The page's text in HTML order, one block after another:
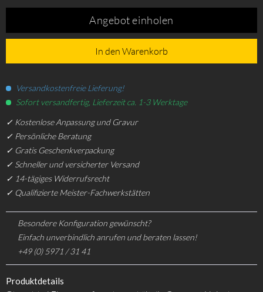
Angebot einholen
In den Warenkorb
Versandkostenfreie Lieferung!
Sofort versandfertig, Lieferzeit ca. 1-3 Werktage
✓ Kostenlose Anpassung und Gravur
✓ Persönliche Beratung
✓ Gratis Geschenkverpackung
✓ Schneller und versicherter Versand
✓ 14-tägiges Widerrufsrecht
✓ Qualifizierte Meister-Fachwerkstätten
Besondere Konfiguration gewünscht?
Einfach unverbindlich anrufen und beraten lassen!
+49 (0) 5971 / 31 41
Produktdetails